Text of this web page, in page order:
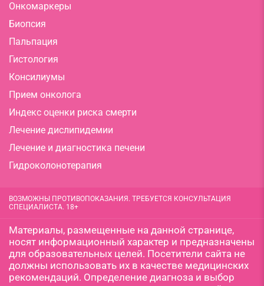
Онкомаркеры
Биопсия
Пальпация
Гистология
Консилиумы
Прием онколога
Индекс оценки риска смерти
Лечение дислипидемии
Лечение и диагностика печени
Гидроколонотерапия
ВОЗМОЖНЫ ПРОТИВОПОКАЗАНИЯ. ТРЕБУЕТСЯ КОНСУЛЬТАЦИЯ
СПЕЦИАЛИСТА. 18+
Материалы, размещенные на данной странице,
носят информационный характер и предназначены
для образовательных целей. Посетители сайта не
должны использовать их в качестве медицинских
рекомендаций. Определение диагноза и выбор